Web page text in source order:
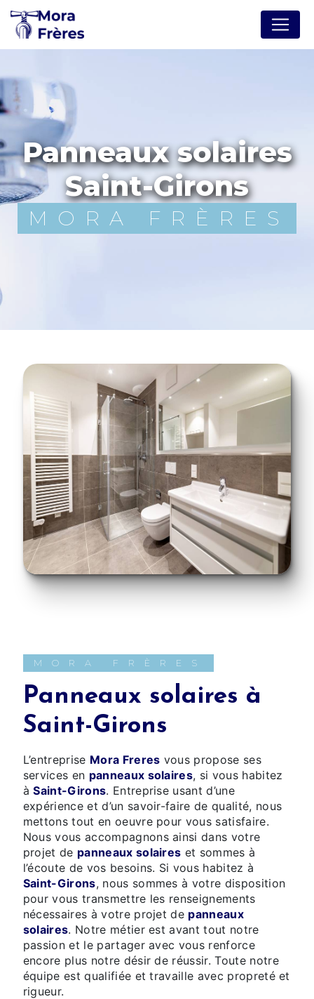
panneaux solaires
Saint-Girons
MORA FRÈRES
MORA FRÈRES
panneaux solaires à
Saint-Girons
L’entreprise Mora Freres vous propose ses
services en panneaux solaires, si vous habitez
àSaint-Girons. Entreprise usant d’une
expérience et d’un savoir-faire de qualité, nous
mettons tout en oeuvre pour vous satisfaire.
Nous vous accompagnons ainsi dans votre
projet de panneaux solaires et sommes à
l’écoute de vos besoins. Si vous habitez à
Saint-Girons, nous sommes à votre disposition
pour vous transmettre les renseignements
nécessaires à votre projet de panneaux
solaires. Notre métier est avant tout notre
passion et le partager avec vous renforce
encore plus notre désir de réussir. Toute notre
équipe est qualifiée et travaille avec propreté et
rigueur.
Panneau de gestion des cookies